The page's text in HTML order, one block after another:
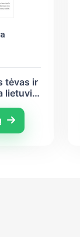
tėvas ir
lietuvių